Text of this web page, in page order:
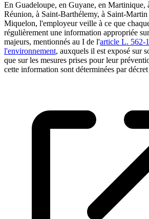
En Guadeloupe, en Guyane, en Martinique,
Réunion, à Saint-Barthélemy, à Saint-Martin
Miquelon, l'employeur veille à ce que
régulièrement une information appropriée
majeurs, mentionnés au I de l'article L. 562-
l'environnement, auxquels il est exposé sur
que sur les mesures prises pour leur
cette information sont déterminées par